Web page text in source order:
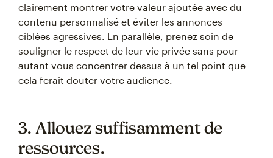
clairement montrer votre valeur ajoutée avec du
contenu personnalisé et éviter les annonces
ciblées agressives. En parallèle, prenez soin de
souligner le respect de leur vie privée sans pour
autant vous concentrer dessus à un tel point que
cela ferait douter votre audience.
3. Allouez suffisamment de
ressources.